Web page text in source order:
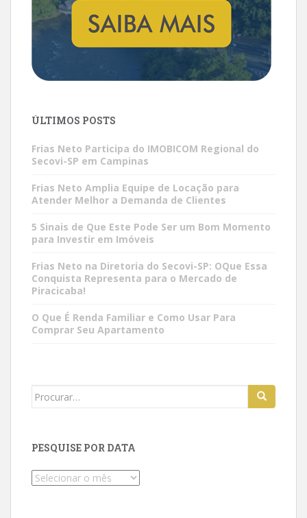
ÚLTIMOS POSTS
Frias Neto Participa do IMOBICOM Regional do
Secovi-SP em Campinas
Frias Neto Amplia Equipe de Locação para
Atender Melhor a Demanda de Clientes
5 Sinais de Que Este Pode Ser um Bom Momento
para Investir em Imóveis
Frias Neto na Diretoria do Secovi-SP: OQue Essa
Conquista Representa para o Mercado de
Piracicaba!
O Que É Renda Familiar e Como Usar Para
Comprar Seu Apartamento
Search
PESQUISE POR DATA
Pesquise